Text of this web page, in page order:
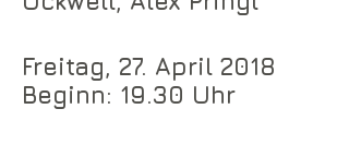
Freitag, 27. April 2018
Beginn: 19.30 Uhr